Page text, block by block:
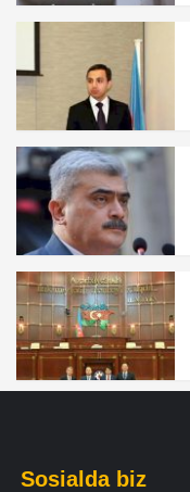
Sosialda biz